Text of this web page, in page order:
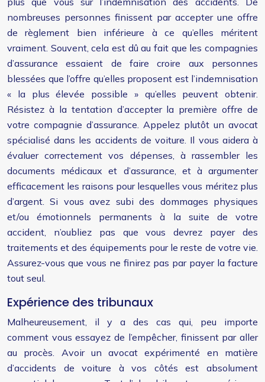
nombreuses personnes finissent par accepter une offre
de règlement bien inférieure à ce qu’elles méritent
vraiment. Souvent, cela est dû au fait que les compagnies
d’assurance essaient de faire croire aux personnes
blessées que l’offre qu’elles proposent est l’indemnisation
« la plus élevée possible » qu’elles peuvent obtenir.
Résistez à la tentation d’accepter la première offre de
votre compagnie d’assurance. Appelez plutôt un avocat
spécialisé dans les accidents de voiture. Il vous aidera à
évaluer correctement vos dépenses, à rassembler les
documents médicaux et d’assurance, et à argumenter
efficacement les raisons pour lesquelles vous méritez plus
d’argent. Si vous avez subi des dommages physiques
et/ou émotionnels permanents à la suite de votre
accident, n’oubliez pas que vous devrez payer des
traitements et des équipements pour le reste de votre vie.
Assurez-vous que vous ne finirez pas par payer la facture
tout seul.
Expérience des tribunaux
Malheureusement, il y a des cas qui, peu importe
comment vous essayez de l’empêcher, finissent par aller
au procès. Avoir un avocat expérimenté en matière
d’accidents de voiture à vos côtés est absolument